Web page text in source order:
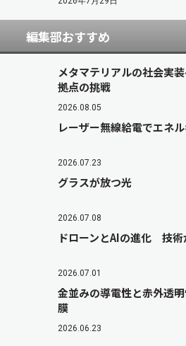
編集部おすすめ
メタマテリアルの社会実
拠点の挑戦
2026.08.05
レーザー無線給電でエネ
2026.07.23
グラスが放つ光
2026.07.08
ドローンとAIの進化 技術
2026.07.01
金並みの導電性と赤外透
膜
2026.06.23